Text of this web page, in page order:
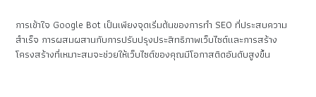
การเข้าใจ Google Bot เป็นเพียงจุดเริ่มต้นของการทำ SEO ที่ประสบความ
สำเร็จ การผสมผสานกับการปรับปรุงประสิทธิภาพเว็บไซต์และการสร้าง
โครงสร้างที่เหมาะสมจะช่วยให้เว็บไซต์ของคุณมีโอกาสติดอันดับสูงขึ้น